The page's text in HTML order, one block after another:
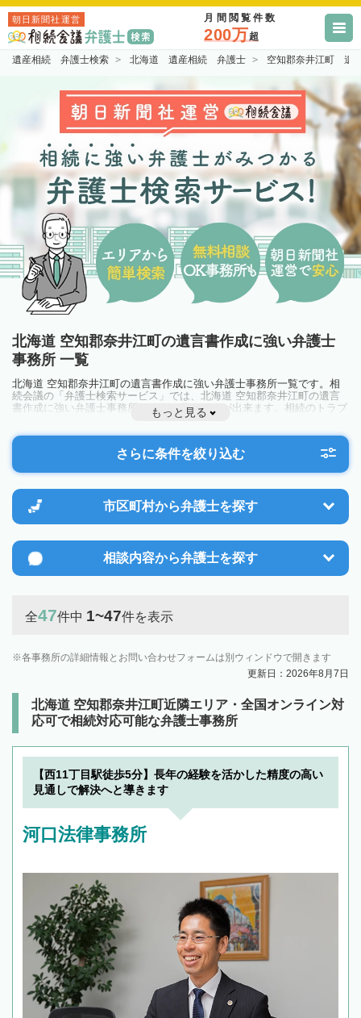
朝日新聞社運営 月間閲覧件数
200万超
遺産相続 弁護士検索 北海道 遺産相続 弁護士 空知郡奈井江町 遺
北海道 空知郡奈井江町の遺言書作成に強い弁護士
事務所 一覧
北海道 空知郡奈井江町の遺言書作成に強い弁護士事務所一覧です。相
続会議の「弁護士検索サービス」では、北海道 空知郡奈井江町の遺言
書作成に強い弁護士事務所を一覧で見ることが出来ます。相続のトラブ
ルやお悩みを抱えている方は一度近隣の弁護士に相談してみましょう。
もっと見る
さらに条件を絞り込む
市区町村から弁護士を探す
相談内容から弁護士を探す
全47件中 1~47件を表示
各事務所の詳細情報とお問い合わせフォームは別ウィンドウで開きます
更新日：2026年8月7日
北海道 空知郡奈井江町近隣エリア・全国オンライン対
応可で相続対応可能な弁護士事務所
【西11丁目駅徒歩5分】長年の経験を活かした精度の高い
見通しで解決へと導きます
河口法律事務所